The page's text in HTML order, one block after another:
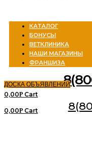
КАТАЛОГ
БОНУСЫ
ВЕТКЛИНИКА
НАШИ МАГАЗИНЫ
ФРАНШИЗА
ДОСКА ОБЪЯВЛЕНИЙ
0,00Р Cart
0,00Р Cart